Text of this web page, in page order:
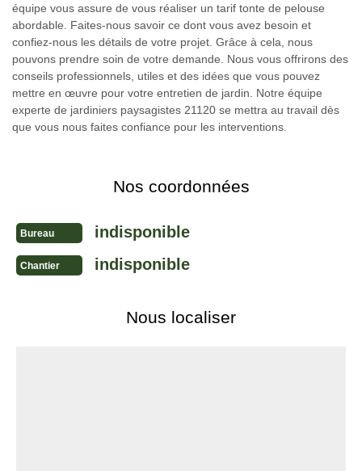
équipe vous assure de vous réaliser un tarif tonte de pelouse
abordable. Faites-nous savoir ce dont vous avez besoin et
confiez-nous les détails de votre projet. Grâce à cela, nous
pouvons prendre soin de votre demande. Nous vous offrirons des
conseils professionnels, utiles et des idées que vous pouvez
mettre en œuvre pour votre entretien de jardin. Notre équipe
experte de jardiniers paysagistes 21120 se mettra au travail dès
que vous nous faites confiance pour les interventions.
Nos coordonnées
Bureau indisponible
Chantier indisponible
Nous localiser